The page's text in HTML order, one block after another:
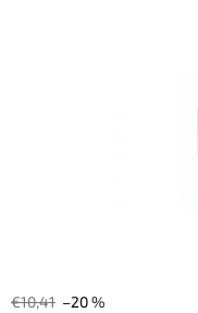
€10,41 –20 %